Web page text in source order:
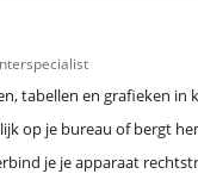
tabellen en grafieken in
op je bureau of bergt
je je apparaat